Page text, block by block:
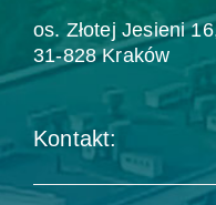
os. Złotej Jesieni
31-828 Kraków
Kontakt: